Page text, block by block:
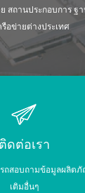
สถานประกอบการ ฐ
รือข่ายต่างประเทศ
ติดต่อเรา
ถสอบถามข้อมูลผลิต
เติมอื่นๆ